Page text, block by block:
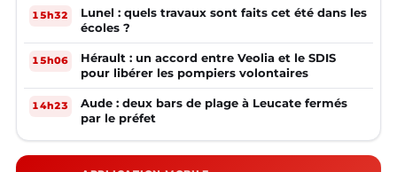
15h32
Lunel : quels travaux sont faits cet été dans les
écoles ?
15h06
Hérault : un accord entre Veolia et le SDIS
pour libérer les pompiers volontaires
14h23
Aude : deux bars de plage à Leucate fermés
par le préfet